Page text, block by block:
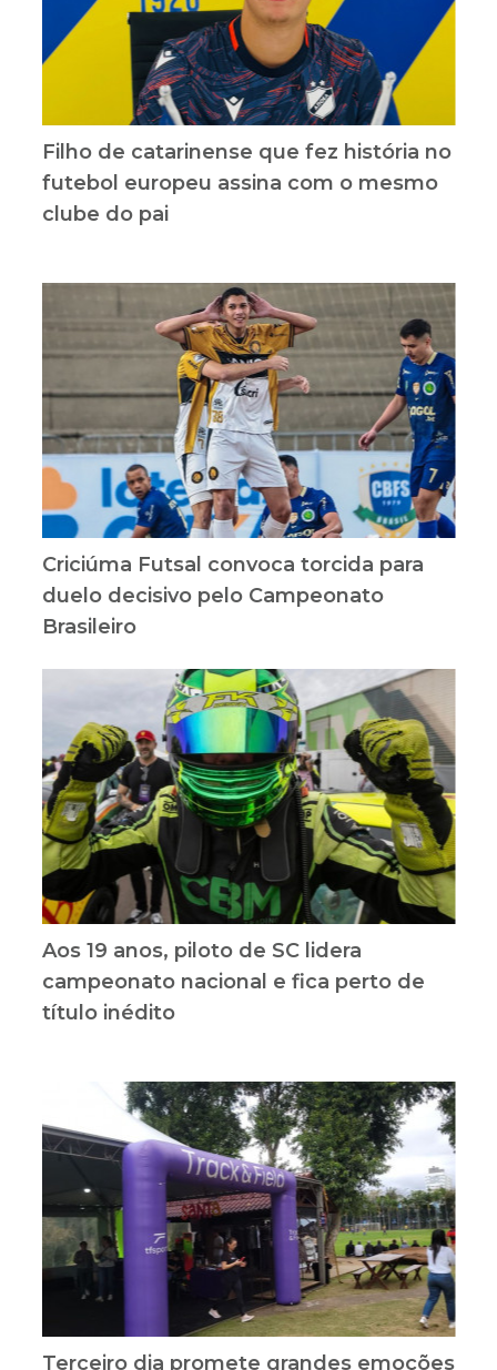
Filho de catarinense que fez história no
futebol europeu assina com o mesmo
clube do pai
Criciúma Futsal convoca torcida para
duelo decisivo pelo Campeonato
Brasileiro
Aos 19 anos, piloto de SC lidera
campeonato nacional e fica perto de
título inédito
Terceiro dia promete grandes emoções